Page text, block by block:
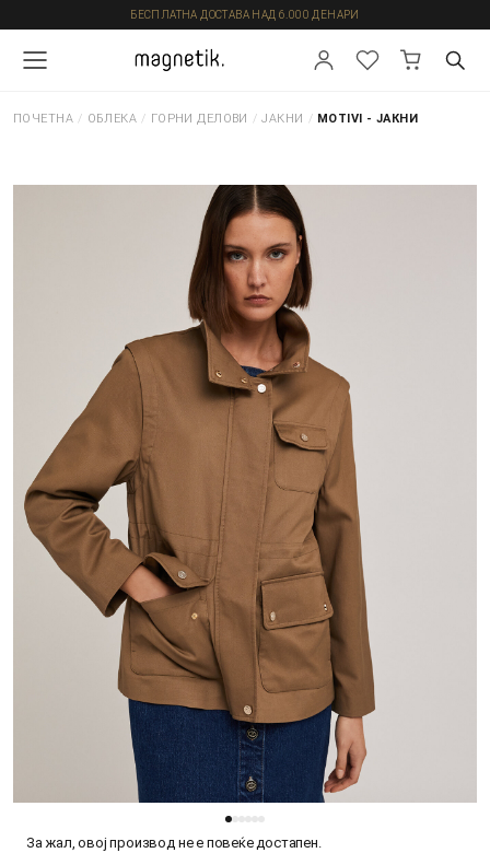
БЕСПЛАТНА ДОСТАВА НАД 6.000 ДЕНАРИ
ПОЧЕТНА / ОБЛЕКА / ГОРНИ ДЕЛОВИ / ЈАКНИ / MOTIVI - ЈАКНИ
За жал, овој производ не е повеќе достапен.